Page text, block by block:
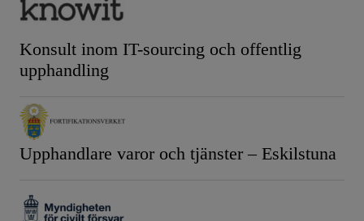
Konsult inom IT-sourcing och offentlig
upphandling
Upphandlare varor och tjänster – Eskilstuna